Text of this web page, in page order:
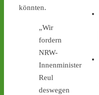
könnten.
„Wir
fordern
NRW-
Innenminister
Reul
deswegen